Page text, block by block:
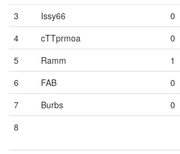
3
Issy66 0
4
cTTprmoa 0
5
Ramm 1
6
FAB 0
7
Burbs 0
8